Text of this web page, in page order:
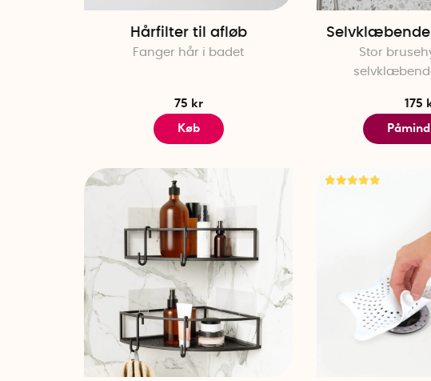
Hårfilter til afløb
Fanger hår i badet
75 kr
Køb
Stor
175